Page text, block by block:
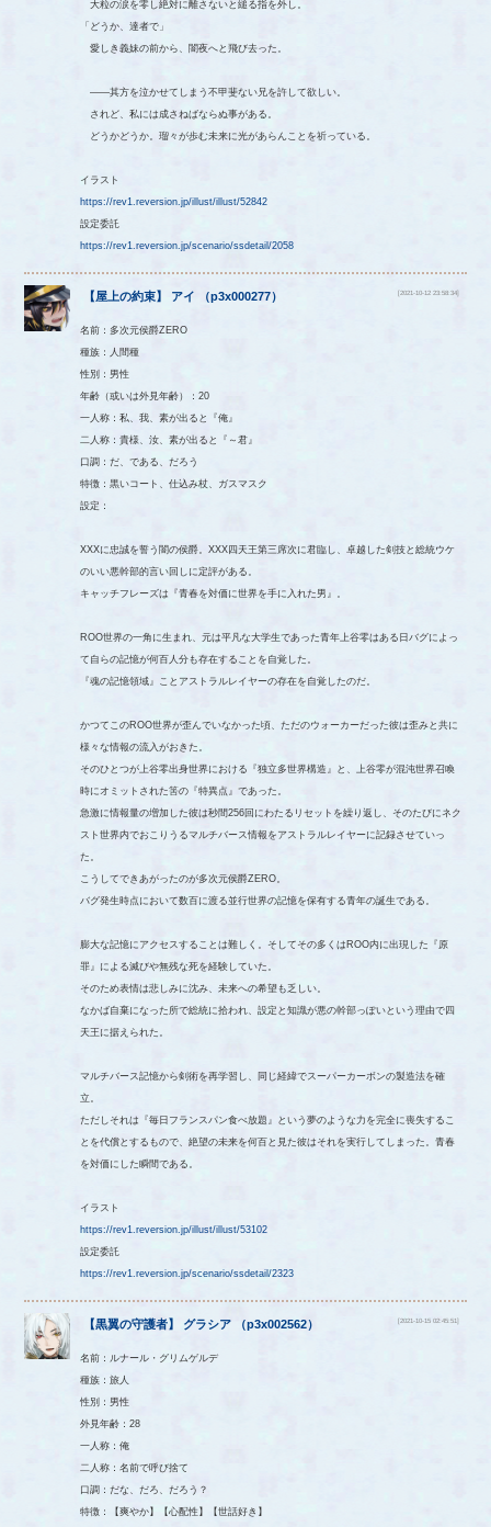
大粒の涙を零し絶対に離さないと縋る指を外し。
「どうか、達者で」
愛しき義妹の前から、闇夜へと飛び去った。
――其方を泣かせてしまう不甲斐ない兄を許して欲しい。
されど、私には成さねばならぬ事がある。
どうかどうか。瑠々が歩む未来に光があらんことを祈っている。
イラスト
https://rev1.reversion.jp/illust/illust/52842
設定委託
https://rev1.reversion.jp/scenario/ssdetail/2058
【屋上の約束】 アイ （p3x000277） [2021-10-12 23:58:34]
名前：多次元侯爵ZERO
種族：人間種
性別：男性
年齢（或いは外見年齢）：20
一人称：私、我、素が出ると『俺』
二人称：貴様、汝、素が出ると『～君』
口調：だ、である、だろう
特徴：黒いコート、仕込み杖、ガスマスク
設定：
XXXに忠誠を誓う闇の侯爵。XXX四天王第三席次に君臨し、卓越した剣技と総統ウケ
のいい悪幹部的言い回しに定評がある。
キャッチフレーズは『青春を対価に世界を手に入れた男』。
ROO世界の一角に生まれ、元は平凡な大学生であった青年上谷零はある日バグによっ
て自らの記憶が何百人分も存在することを自覚した。
『魂の記憶領域』ことアストラルレイヤーの存在を自覚したのだ。
かつてこのROO世界が歪んでいなかった頃、ただのウォーカーだった彼は歪みと共に
様々な情報の流入がおきた。
そのひとつが上谷零出身世界における『独立多世界構造』と、上谷零が混沌世界召喚
時にオミットされた筈の『特異点』であった。
急激に情報量の増加した彼は秒間256回にわたるリセットを繰り返し、そのたびにネク
スト世界内でおこりうるマルチバース情報をアストラルレイヤーに記録させていっ
た。
こうしてできあがったのが多次元侯爵ZERO。
バグ発生時点において数百に渡る並行世界の記憶を保有する青年の誕生である。
膨大な記憶にアクセスすることは難しく。そしてその多くはROO内に出現した『原
罪』による滅びや無残な死を経験していた。
そのため表情は悲しみに沈み、未来への希望も乏しい。
なかば自棄になった所で総統に拾われ、設定と知識が悪の幹部っぽいという理由で四
天王に据えられた。
マルチバース記憶から剣術を再学習し、同じ経緯でスーパーカーボンの製造法を確
立。
ただしそれは『毎日フランスパン食べ放題』という夢のような力を完全に喪失するこ
とを代償とするもので、絶望の未来を何百と見た彼はそれを実行してしまった。青春
を対価にした瞬間である。
イラスト
https://rev1.reversion.jp/illust/illust/53102
設定委託
https://rev1.reversion.jp/scenario/ssdetail/2323
【黒翼の守護者】 グラシア （p3x002562） [2021-10-15 02:45:51]
名前：ルナール・グリムゲルデ
種族：旅人
性別：男性
外見年齢：28
一人称：俺
二人称：名前で呼び捨て
口調：だな、だろ、だろう？
特徴：【爽やか】【心配性】【世話好き】